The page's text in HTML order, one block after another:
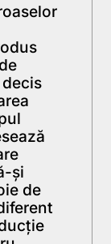
şi
de